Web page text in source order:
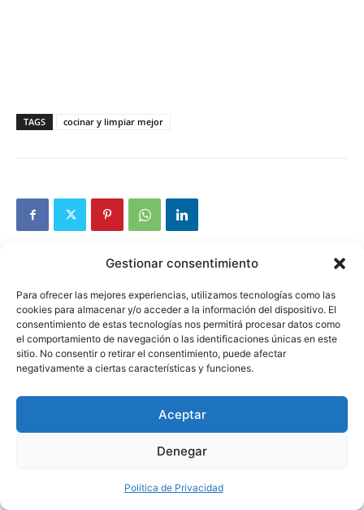
Gestionar consentimiento
Para ofrecer las mejores experiencias, utilizamos tecnologías como las
cookies para almacenar y/o acceder a la información del dispositivo. El
consentimiento de estas tecnologías nos permitirá procesar datos como
el comportamiento de navegación o las identificaciones únicas en este
sitio. No consentir o retirar el consentimiento, puede afectar
negativamente a ciertas características y funciones.
Aceptar
Denegar
Política de Privacidad
TAGS cocinar y limpiar mejor
Previous article
Comparativa y Ranking 2024:
Top 3 Robots de Cocina
Calidad-Precio por Menos de
200 euros
Next article
Comparativa y Ranking:
Lámparas de Atardecer
Análisis de sus Funciones,
Beneficios y Ayuda al Sueño